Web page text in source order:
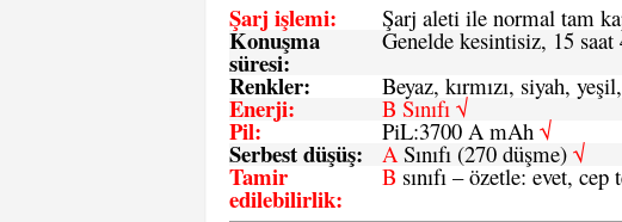
Şarj işlemi: Şarj aleti ile normal tam
Konuşma
süresi:
Genelde kesintisiz, 15
Renkler: Beyaz, kırmızı, siyah,
Enerji: B Sınıfı √
Pil: PiL:3700 A mAh √
Serbest düşüş: ASınıfı (270 düşme) √
Tamir
edilebilirlik:
B sınıfı – özetle: evet,